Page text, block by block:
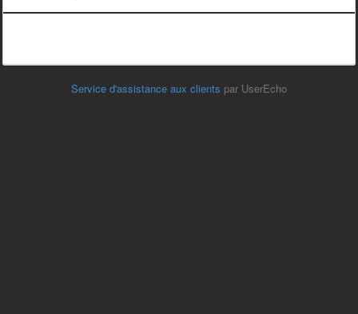
Service d'assistance aux clients par UserEcho